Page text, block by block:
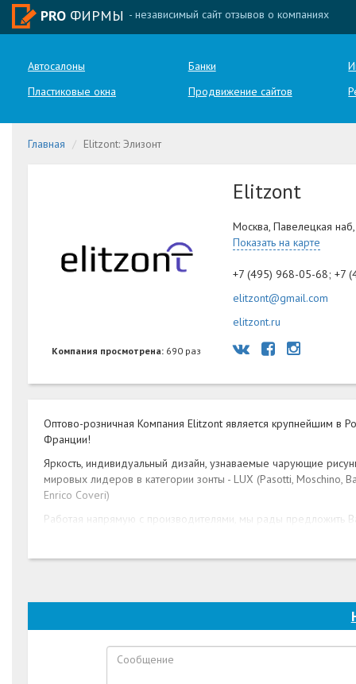
PRO ФИРМЫ - независимый сайт отзывов о компаниях
Автосалоны Банки
Пластиковые окна
Продвижение сайтов
Главная Elitzont: Элизонт
Компания просмотрена: 690 раз
Elitzont
Москва, Павелецкая
Показать на карте
+7 (495) 968-05-68; +7
elitzont@gmail.com
elitzont.ru
Оптово-розничная Компания Elitzont является крупнейшим в
Франции!
Яркость, индивидуальный дизайн, узнаваемые чарующие
мировых лидеров в категории зонты - LUX (Pasotti, Moschino,
Enrico Coveri)
Работая напрямую с производителями, мы рады предложить
провести время в окружении роскошных аксессуаров!
К Вашему вниманию представлены более 700 моделей
Наши менеджеры всегда готовы профессионально помочь с